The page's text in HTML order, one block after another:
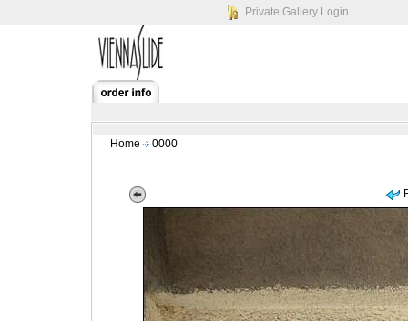
Private Gallery Login
Home 0000